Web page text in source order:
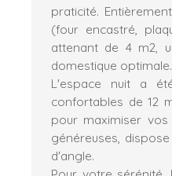
praticité.
(four encastré,
attenant de 4 m2,
domestique optimale.
L'espace nuit a
confortables de 12
pour maximiser
généreuses,
d'angle.